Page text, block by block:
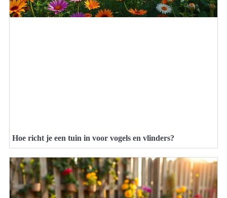
Hoe richt je een tuin in voor vogels en vlinders?